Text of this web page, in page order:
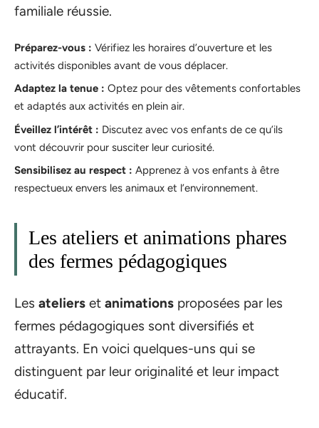
familiale réussie.
Préparez-vous : Vérifiez les horaires d’ouverture et les
activités disponibles avant de vous déplacer.
Adaptez la tenue : Optez pour des vêtements confortables
et adaptés aux activités en plein air.
Éveillez l’intérêt : Discutez avec vos enfants de ce qu’ils
vont découvrir pour susciter leur curiosité.
Sensibilisez au respect : Apprenez à vos enfants à être
respectueux envers les animaux et l’environnement.
Les ateliers et animations phares
des fermes pédagogiques
Les ateliers et animations proposées par les
fermes pédagogiques sont diversifiés et
attrayants. En voici quelques-uns qui se
distinguent par leur originalité et leur impact
éducatif.